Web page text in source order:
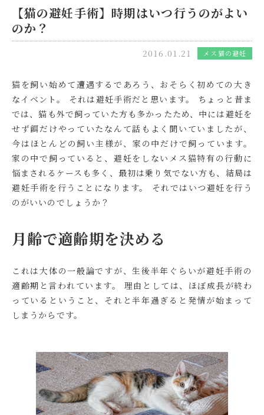
【猫の避妊手術】時期はいつ行うのがよい
のか？
2016.01.21 メス猫の避妊
猫を飼い始めて遭遇するであろう、おそらく初めての大き
なイベント。 それは避妊手術だと思います。 ちょっと昔ま
では、猫も外で飼っていた方も多かったため、中には避妊を
せず餌だけやっていたなんて話もよく聞いていましたが、
今はほとんどの飼い主様が、家の中だけで飼っています。
家の中で飼っていると、避妊をしないメス猫特有の行動に
悩まされるケースも多く、最初は乗り気でない方も、結局は
避妊手術を行うことになります。
それではいつ避妊を行う
のがいいのでしょうか？
月齢で適齢期を決める
これは大体の一般論ですが、生後半年ぐらいが避妊手術の
適齢期 と言われています。 理由としては、ほぼ成長が終わ
っているということ、それと半年過ぎると発情が始まって
しまうからです。